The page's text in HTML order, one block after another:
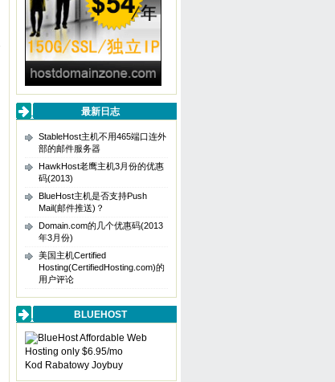
最新日志
StableHost主机不用465端口连外
部的邮件服务器
HawkHost老鹰主机3月份的优惠
码(2013)
BlueHost主机是否支持Push
Mail(邮件推送)？
Domain.com的几个优惠码(2013
年3月份)
美国主机Certified
Hosting(CertifiedHosting.com)的
用户评论
BLUEHOST
Kod Rabatowy Joybuy